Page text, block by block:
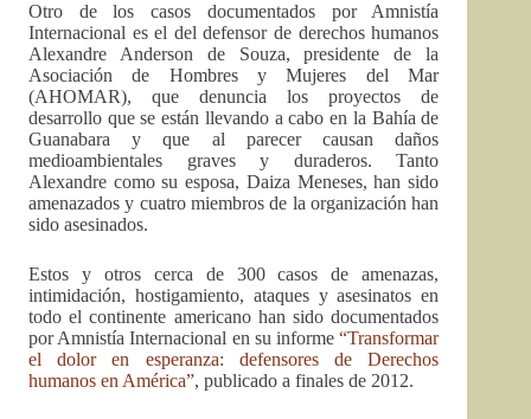
Otro de los casos documentados por Amnistía
Internacional es el del defensor de derechos humanos
Alexandre Anderson de Souza, presidente de la
Asociación de Hombres y Mujeres del Mar
(AHOMAR), que denuncia los proyectos de
desarrollo que se están llevando a cabo en la Bahía de
Guanabara y que al parecer causan daños
medioambientales graves y duraderos. Tanto
Alexandre como su esposa, Daiza Meneses, han sido
amenazados y cuatro miembros de la organización han
sido asesinados.
Estos y otros cerca de 300 casos de amenazas,
intimidación, hostigamiento, ataques y asesinatos en
todo el continente americano han sido documentados
por Amnistía Internacional en su informe“Transformar
el dolor en esperanza: defensores de Derechos
humanos en América”, publicado a finales de 2012.